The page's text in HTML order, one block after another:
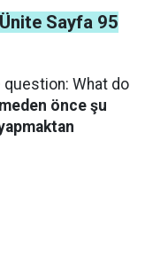
Sayfa 95
What do
önce şu